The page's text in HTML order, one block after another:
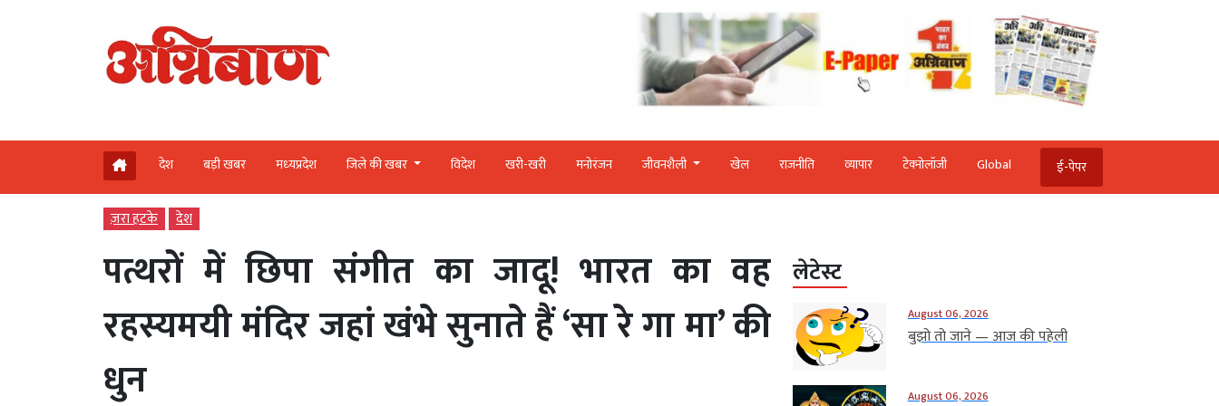
देश बड़ी खबर मध्‍यप्रदेश जिले की खबर विदेश खरी-खरी मनोरंजन जीवनशैली खेल राजनीति व्‍यापार टेक्‍नोलॉजी Global ई-पेपर
ज़रा हटके देश
पत्थरों में छिपा संगीत का जादू! भारत का वह
रहस्यमयी मंदिर जहां खंभे सुनाते हैं ‘सा रे गा मा’ की
धुन
लेटेस्ट
August 06, 2026
बुझो तो जाने — आज की पहेली
August 06, 2026